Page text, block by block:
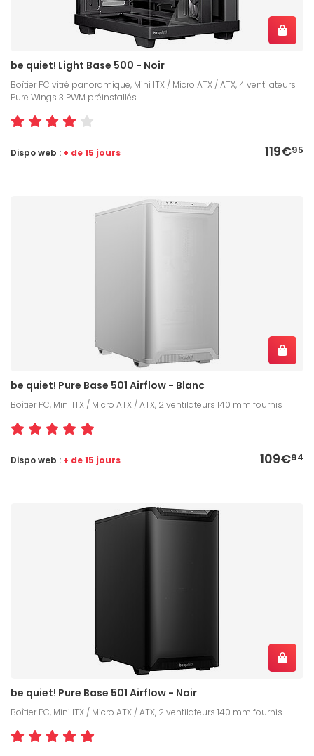
be quiet! Light Base 500 - Noir
Boîtier PC vitré panoramique, Mini ITX / Micro ATX / ATX, 4 ventilateurs
Pure Wings 3 PWM préinstallés
119€95
Dispo web : + de 15 jours
be quiet! Pure Base 501 Airflow - Blanc
Boîtier PC, Mini ITX / Micro ATX / ATX, 2 ventilateurs 140 mm fournis
109€94
Dispo web : + de 15 jours
be quiet! Pure Base 501 Airflow - Noir
Boîtier PC, Mini ITX / Micro ATX / ATX, 2 ventilateurs 140 mm fournis